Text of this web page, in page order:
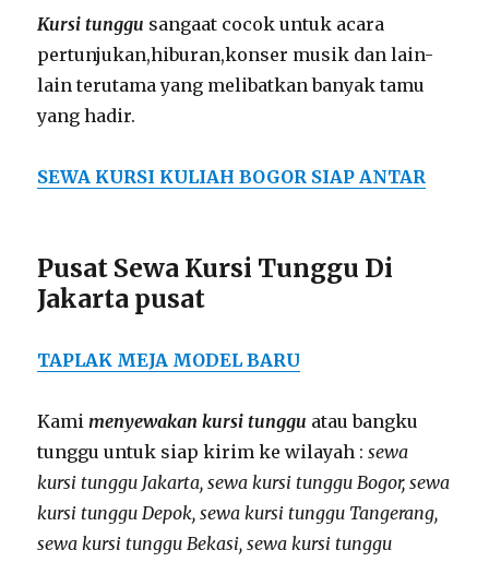
Kursi tunggu sangaat cocok untuk acara
pertunjukan,hiburan,konser musik dan lain-
lain terutama yang melibatkan banyak tamu
yang hadir.
SEWA KURSI KULIAH BOGOR SIAP ANTAR
Pusat Sewa Kursi Tunggu Di
Jakarta pusat
TAPLAK MEJA MODEL BARU
Kamimenyewakan kursi tunggu atau bangku
tunggu untuk siap kirim ke wilayah :sewa
kursi tunggu Jakarta, sewa kursi tunggu Bogor, sewa
kursi tunggu Depok, sewa kursi tunggu Tangerang,
sewa kursi tunggu Bekasi, sewa kursi tunggu